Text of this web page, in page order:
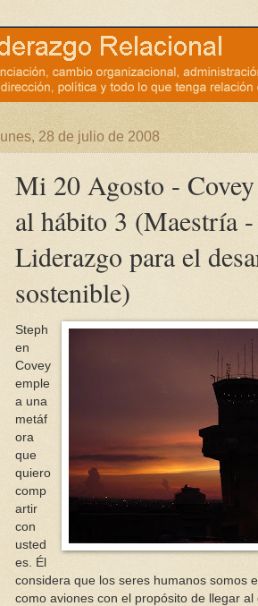
lunes, 28 de julio de 2008
Mi 20 Agosto -
al hábito 3 (Maestría -
Liderazgo para el
sostenible)
Steph
en
Covey
emple
a una
metáf
ora
que
quiero
comp
artir
con
usted
es. Él
considera que los seres humanos somos
como aviones con el propósito de llegar al